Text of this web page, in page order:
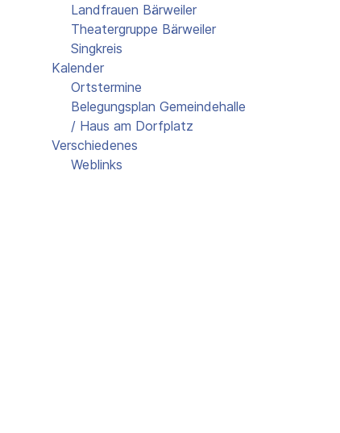
Landfrauen Bärweiler
Theatergruppe Bärweiler
Singkreis
Kalender
Ortstermine
Belegungsplan Gemeindehalle
/ Haus am Dorfplatz
Verschiedenes
Weblinks